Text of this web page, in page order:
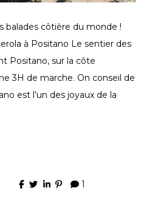
balades côtière du monde !
à Positano Le sentier des
Positano, sur la côte
3H de marche. On conseil de
est l’un des joyaux de la
1